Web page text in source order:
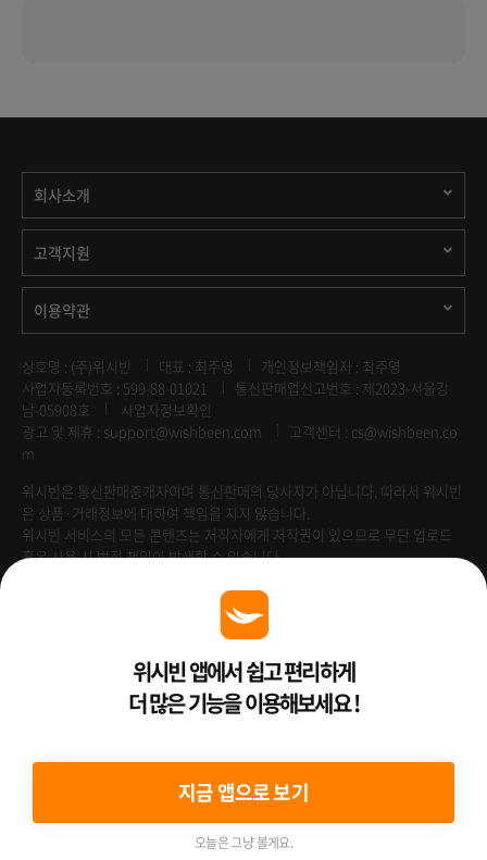
회사소개
고객지원
이용약관
상호명 : (주)위시빈 대표 : 최주영
개인정보책임자 : 최주영
사업자등록번호 : 599-88-01021
통신판매업신고번호 : 제2023-서울강
남-05908호
사업자정보확인
광고 및 제휴 : support@wishbeen.com
고객센터 : cs@wishbeen.co
m
위시빈은 통신판매중개자이며 통신판매의 당사자가 아닙니다. 따라서 위시빈
은 상품·거래정보에 대하여 책임을 지지 않습니다.
위시빈 서비스의 모든 콘텐츠는 저작자에게 저작권이 있으므로 무단 업로드
혹은 사용 시 법적 책임이 발생할 수 있습니다.
Venture Enterprise위시빈 앱에서 쉽고 편리하게
더 많은 기능을 이용해보세요 !
지금 앱으로 보기
오늘은 그냥 볼게요.